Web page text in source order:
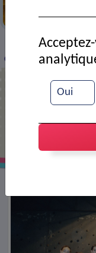
> VIE
Club de basket :
Oui